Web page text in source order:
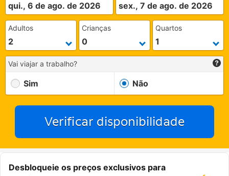
qui., 6 de ago. de 2026 sex., 7 de ago. de 2026
Adultos Crianças Quartos
Vai viajar a trabalho?
Sim Não
Verificar disponibilidade
Desbloqueie os preços exclusivos para